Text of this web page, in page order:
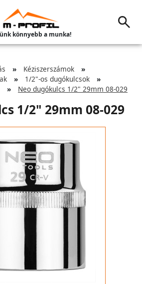
könnyebb a munka!
Kéziszerszámok
1/2"-os dugókulcsok
Neo dugókulcs 1/2" 29mm 08-029
1/2" 29mm 08-029